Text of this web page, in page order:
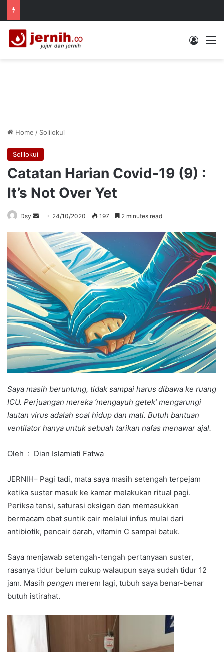
Log In
Home / Solilokui
Solilokui
Catatan Harian Covid-19 (9) :
It’s Not Over Yet
Dsy
Send
email
24/10/2020 197 2 minutes read
Saya masih beruntung, tidak sampai harus dibawa ke ruang
ICU. Perjuangan mereka ‘mengayuh getek’ mengarungi
lautan virus adalah soal hidup dan mati. Butuh bantuan
ventilator hanya untuk sebuah tarikan nafas menawar ajal.
Oleh : Dian Islamiati Fatwa
JERNIH– Pagi tadi, mata saya masih setengah terpejam
ketika suster masuk ke kamar melakukan ritual pagi.
Periksa tensi, saturasi oksigen dan memasukkan
bermacam obat suntik cair melalui infus mulai dari
antibiotik, pencair darah, vitamin C sampai batuk.
Saya menjawab setengah-tengah pertanyaan suster,
rasanya tidur belum cukup walaupun saya sudah tidur 12
jam. Masih pengen merem lagi, tubuh saya benar-benar
butuh istirahat.